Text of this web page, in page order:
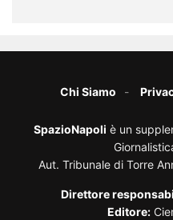
Chi Siamo
SpazioNapoli è un
Aut. Tribunale di Torre
Direttore
Editore: